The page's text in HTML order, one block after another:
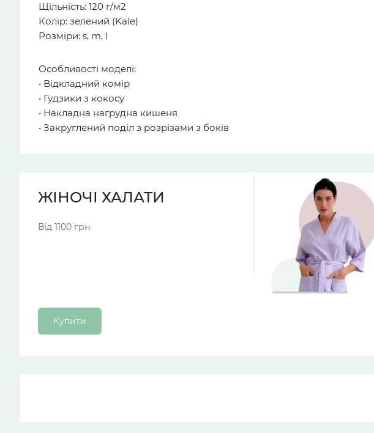
Щільність: 120 г/м2
Колір: зелений (Kale)
Розміри: s, m, l
Особливості моделі:
• Відкладний комір
• Гудзики з кокосу
• Накладна нагрудна кишеня
• Закруглений поділ з розрізами з боків
ЖІНОЧІ ХАЛАТИ
Від 1100 грн
Купити